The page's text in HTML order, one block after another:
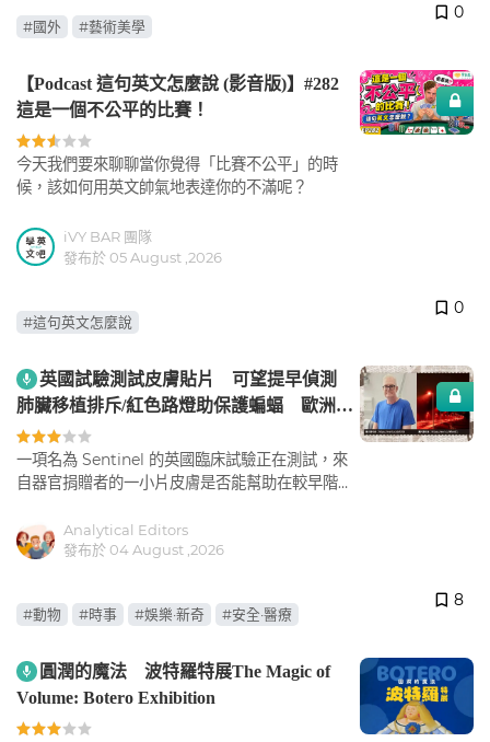
#國外 #藝術美學
0
【Podcast 這句英文怎麼說 (影音版)】#282
這是一個不公平的比賽！
今天我們要來聊聊當你覺得「比賽不公平」的時
候，該如何用英文帥氣地表達你的不滿呢？
iVY BAR 團隊
發布於 05 August ,2026
#這句英文怎麼說
0
英國試驗測試皮膚貼片 可望提早偵測
肺臟移植排斥/紅色路燈助保護蝙蝠 歐洲城
市新嘗試
一項名為 Sentinel 的英國臨床試驗正在測試，來
自器官捐贈者的一小片皮膚是否能幫助在較早階段
Analytical Editors
發布於 04 August ,2026
#動物 #時事 #娛樂·新奇 #安全·醫療
8
圓潤的魔法 波特羅特展The Magic of
Volume: Botero Exhibition